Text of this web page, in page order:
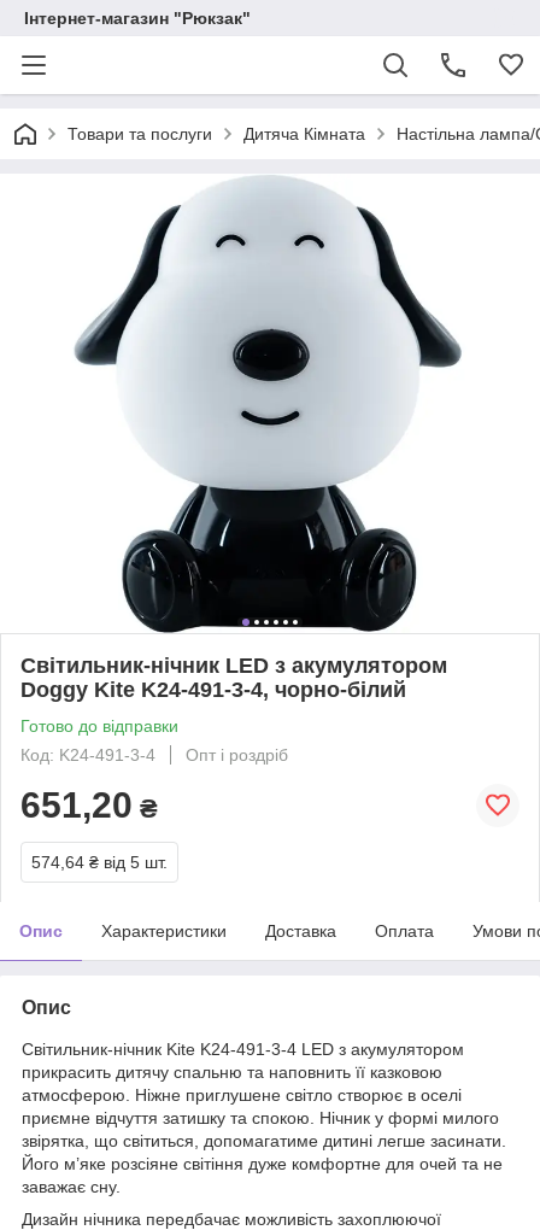
Інтернет-магазин "Рюкзак"
Товари та послуги Дитяча Кімната Настільна лампа/
Світильник-нічник LED з акумулятором
Doggy Kite K24-491-3-4, чорно-білий
Готово до відправки
Код: K24-491-3-4
Опт і роздріб
651,20 ₴
574,64 ₴ від 5 шт.
Опис Характеристики Доставка Оплата Умови
Опис
Світильник-нічник Kite K24-491-3-4 LED з акумулятором
прикрасить дитячу спальню та наповнить її казковою
атмосферою. Ніжне приглушене світло створює в оселі
приємне відчуття затишку та спокою. Нічник у формі милого
звірятка, що світиться, допомагатиме дитині легше засинати.
Його м’яке розсіяне світіння дуже комфортне для очей та не
заважає сну.
Дизайн нічника передбачає можливість захоплюючої